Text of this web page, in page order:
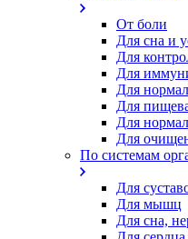
От боли
Для сна и
Для
Для
Для
Для
Для
Для
По системам
Для
Для мышц
Для сна,